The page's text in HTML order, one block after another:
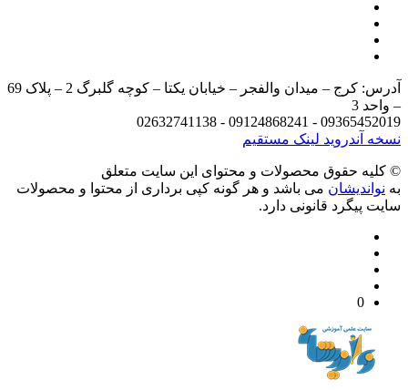
آدرس: کرج – میدان والفجر – خیابان یکتا – کوچه گلبرگ 2 – پلاک 69
3
09365452019 - 09124868241 -
آندرویدلینک مستقیم
حقوق محصولات و محتوای اين سایت متعلق
می باشد و هر گونه کپی برداری از محتوا و محصولات
پیگرد قانونی دارد.